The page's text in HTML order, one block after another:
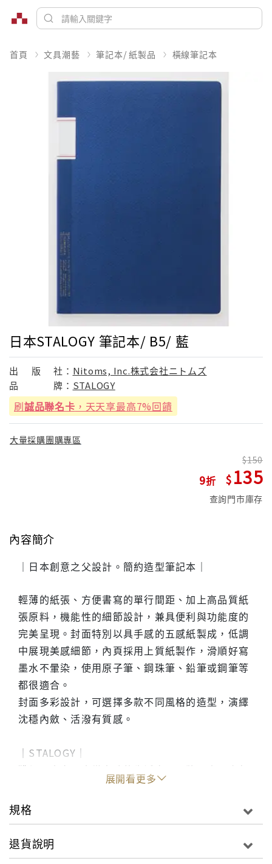
首頁 文具潮藝 筆記本/ 紙製品 橫線筆記本
日本STALOGY 筆記本/ B5/ 藍
出 版 社： Nitoms, Inc.株式会社ニトムズ
品
牌： STALOGY
刷誠品聯名卡 ，天天享最高7%回饋
大量採購團購專區
9
150
135
查詢門市庫存
內容簡介
｜日本創意之父設計。簡約造型筆記本｜
輕薄的紙張、方便書寫的單行間距、加上高品質紙
張原料，機能性的細節設計，兼具便利與功能度的
完美呈現。封面特別以具手感的五感紙製成，低調
中展現美感細節，內頁採用上質紙製作，滑順好寫
墨水不暈染，使用原子筆、鋼珠筆、鉛筆或鋼筆等
都很適合。
封面多彩設計，可選擇多款不同風格的造型，演繹
沈穩內斂、活潑有質感。
｜STALOGY｜
獲得日本文具大賞青睞的生活文具品牌，由具多年
製造商經驗的日東公司與日本設計大師水野學共同
合作開發，品牌宗旨為提供創新、實用的辦公小道
具，強化文具的標準，創造出設計與美觀、功能性
兼具的商品，位於代官山的門市深受日本人與遊客
喜愛，店內也陳設各式品牌商品，供大家選購、參
展開看更多
規格
退貨說明